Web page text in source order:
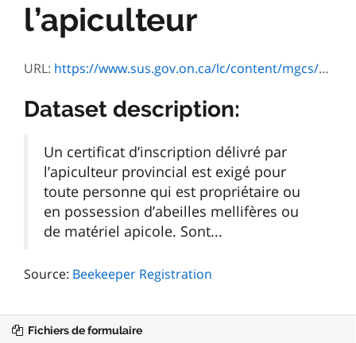
l’apiculteur
URL: https://www.sus.gov.on.ca/lc/content/mgcs/omafra/profiles/default.html?inTemplate=003-0373&lang=E
Dataset description:
Un certificat d’inscription délivré par
l’apiculteur provincial est exigé pour
toute personne qui est propriétaire ou
en possession d’abeilles mellifères ou
de matériel apicole. Sont...
Source: Beekeeper Registration
Fichiers de formulaire